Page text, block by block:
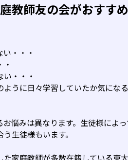
教師友の会がおすすめ
・・・
・・・
うに日々学習していたか気にな
悩みは異なります。生徒様によ
生徒様もいます。
家庭教師が多数在籍している東